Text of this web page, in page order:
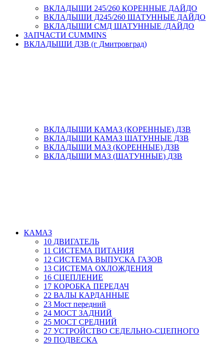
ВКЛАДЫШИ 245/260 КОРЕННЫЕ ДАЙДО
ВКЛАДЫШИ Д245/260 ШАТУННЫЕ ДАЙДО
ВКЛАДЫШИ СМД ШАТУННЫЕ /ДАЙДО
ЗАПЧАСТИ CUMMINS
ВКЛАДЫШИ ДЗВ (г Дмитровград)
ВКЛАДЫШИ КАМАЗ (КОРЕННЫЕ) ДЗВ
ВКЛАДЫШИ КАМАЗ ШАТУННЫЕ ДЗВ
ВКЛАДЫШИ МАЗ (КОРЕННЫЕ) ДЗВ
ВКЛАДЫШИ МАЗ (ШАТУННЫЕ) ДЗВ
КАМАЗ
10 ДВИГАТЕЛЬ
11 СИСТЕМА ПИТАНИЯ
12 СИСТЕМА ВЫПУСКА ГАЗОВ
13 СИСТЕМА ОХЛОЖДЕНИЯ
16 СЦЕПЛЕНИЕ
17 КОРОБКА ПЕРЕДАЧ
22 ВАЛЫ КАРДАННЫЕ
23 Мост передний
24 МОСТ ЗАДНИЙ
25 МОСТ СРЕДНИЙ
27 УСТРОЙСТВО СЕДЕЛЬНО-СЦЕПНОГО
29 ПОДВЕСКА